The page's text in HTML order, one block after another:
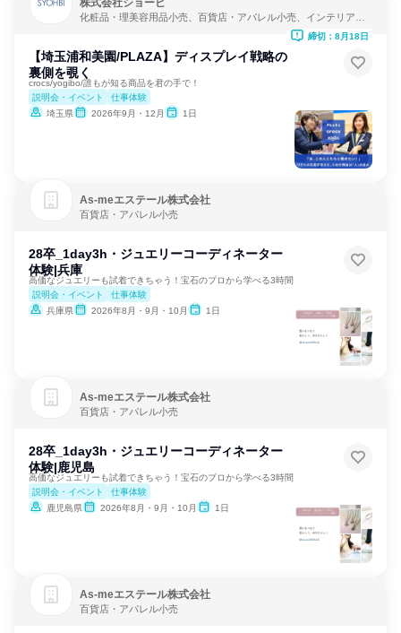
化粧品・理美容用品小売、百貨店・アパレル小売、インテリア・
【埼玉浦和美園/PLAZA】ディスプレイ戦略の
裏側を覗く
crocs/yogibo/誰もが知る商品を君の手で！
説明会・イベント
仕事体験
埼玉県
2026年9月・12月 1日
締切：8月18日
As‐meエステール株式会社
百貨店・アパレル小売
28卒_1day3h・ジュエリーコーディネーター
体験|兵庫
高価なジュエリーも試着できちゃう！宝石のプロから学べる3時間
説明会・イベント
仕事体験
兵庫県
2026年8月・9月・10月 1日
As‐meエステール株式会社
百貨店・アパレル小売
28卒_1day3h・ジュエリーコーディネーター
体験|鹿児島
高価なジュエリーも試着できちゃう！宝石のプロから学べる3時間
説明会・イベント
仕事体験
鹿児島県
2026年8月・9月・10月 1日
As‐meエステール株式会社
百貨店・アパレル小売